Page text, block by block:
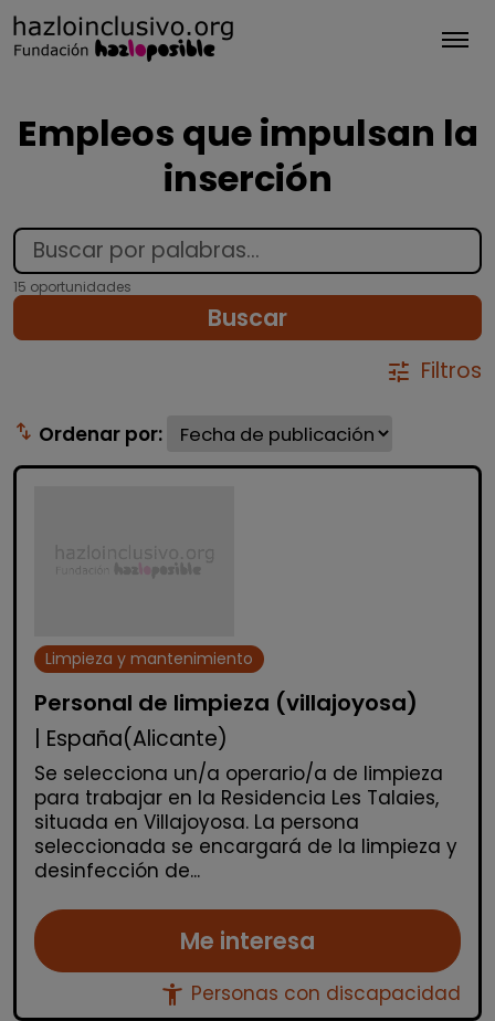
Empleos que impulsan la
inserción
15 oportunidades
Buscar
tune Filtros
swap_vert Ordenar por:
Limpieza y mantenimiento
Personal de limpieza (villajoyosa)
| España(Alicante)
Se selecciona un/a operario/a de limpieza
para trabajar en la Residencia Les Talaies,
situada en Villajoyosa. La persona
seleccionada se encargará de la limpieza y
desinfección de...
Me interesa
accessibility_new Personas con discapacidad